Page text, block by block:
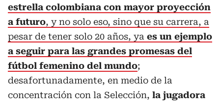
estrella colombiana con mayor proyección
a futuro, y no solo eso, sino que su carrera, a
pesar de tener solo 20 años, ya es un ejemplo
a seguir para las grandes promesas del
fútbol femenino del mundo;
desafortunadamente, en medio de la
concentración con la Selección, la jugadora